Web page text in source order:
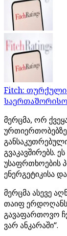
Fitch: თურქული
მერცმა, ორ
გვაკავშირებს.
უსაფრთხოების
ენერგეტიკისა
მერცმა ასევე
თაიფ ერდოღანს
გავაფართოვო
ვარ ანკარაში“.